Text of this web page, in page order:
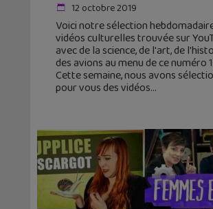
12 octobre 2019
Voici notre sélection
vidéos culturelles trouvée sur
avec de la science, de l'art, de
des avions au menu de ce numéro
Cette semaine, nous avons
pour vous des vidéos